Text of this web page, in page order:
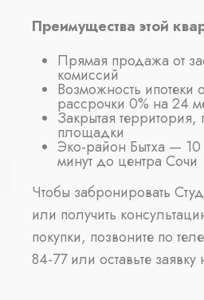
Преимущества этой
Прямая продажа от
комиссий
Возможность ипотеки
рассрочки 0% на 24
Закрытая территория,
площадки
Эко-район Бытха —
минут до центра Сочи
Чтобы забронировать
или получить
покупки, позвоните по
84-77 или оставьте заявку